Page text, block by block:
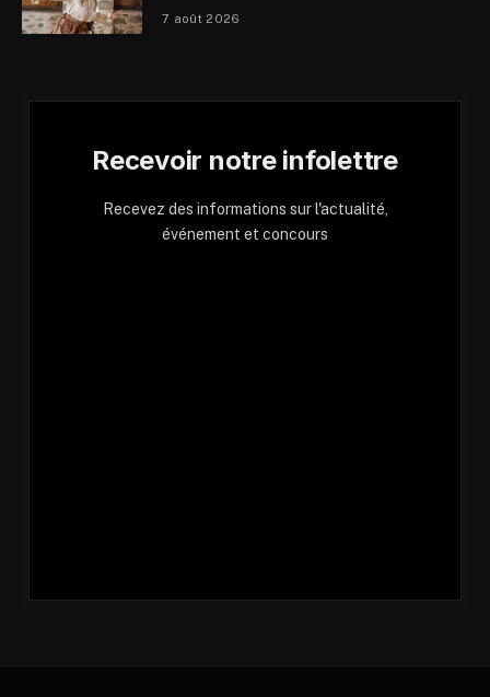
7 août 2026
Recevoir notre infolettre
Recevez des informations sur l'actualité,
événement et concours